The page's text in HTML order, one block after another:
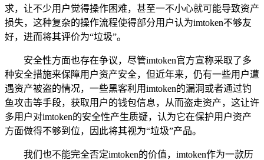
求，让不少用户觉得操作困难，甚至一不小心就可能导致资产
损失，这种复杂的操作流程使得部分用户认为imtoken不够友
好，进而将其评价为“垃圾”。
安全性方面也存在争议，尽管imtoken官方宣称采取了多
种安全措施来保障用户资产安全，但近年来，仍有一些用户遭
遇资产被盗的情况，一些黑客利用imtoken的漏洞或者通过钓
鱼攻击等手段，获取用户的钱包信息，从而盗走资产，这让许
多用户对imtoken的安全性产生质疑，认为它在保护用户资产
方面做得不够到位，因此将其视为“垃圾”产品。
我们也不能完全否定imtoken的价值，imtoken作为一款历